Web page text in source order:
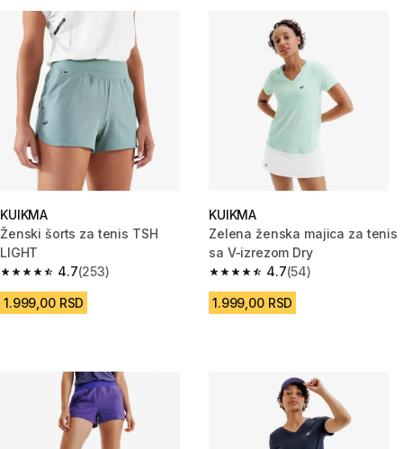
KUIKMA
Ženski šorts za tenis TSH
LIGHT
4.7
4.7 od 5 zvezdica from 253 Recenzije
(253)
1.999,00 RSD
KUIKMA
Zelena ženska majica za tenis
sa V‐izrezom Dry
4.7
4.7 od 5 zvezdica from 54
(54)
1.999,00 RSD